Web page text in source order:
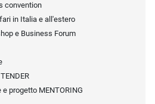
convention
in Italia e all'estero
e Business Forum
progetto MENTORING